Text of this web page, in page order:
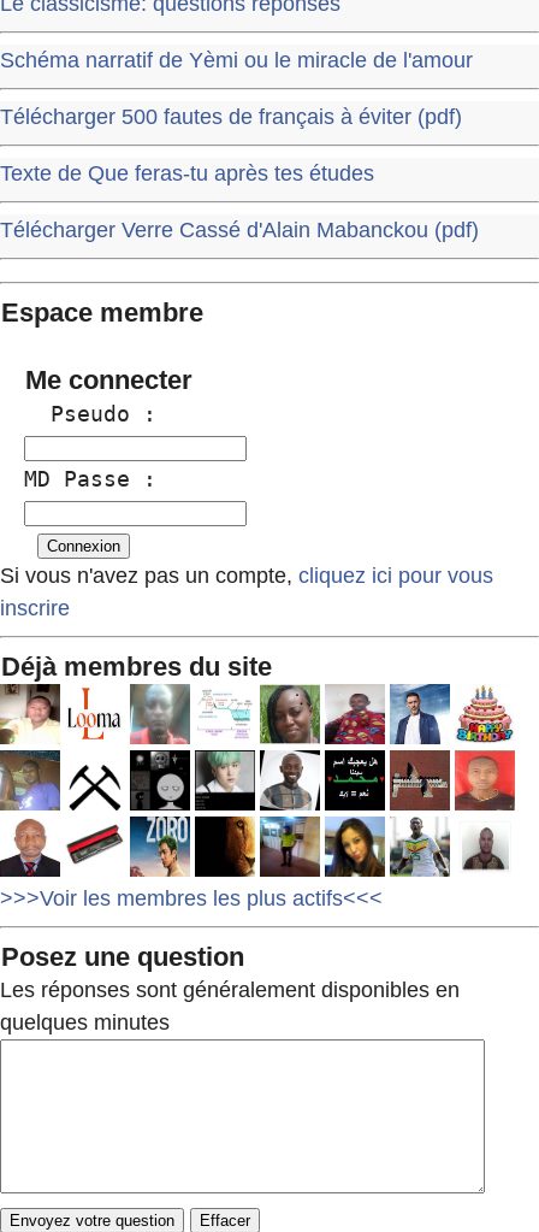
Schéma narratif de Yèmi ou le miracle de l'amour
Télécharger 500 fautes de français à éviter (pdf)
Texte de Que feras-tu après tes études
Télécharger Verre Cassé d'Alain Mabanckou (pdf)
Espace membre
Me connecter
  Pseudo :
MD Passe :
Si vous n'avez pas un compte, cliquez ici pour vous
inscrire
Déjà membres du site
>>>Voir les membres les plus actifs<<<
Posez une question
Les réponses sont généralement disponibles en
quelques minutes